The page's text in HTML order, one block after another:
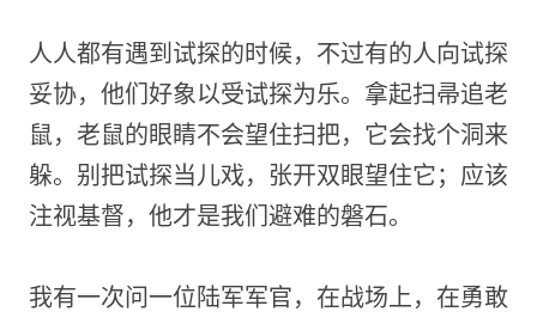
人人都有遇到试探的时候，不过有的人向试探
妥协，他们好象以受试探为乐。拿起扫帚追老
鼠，老鼠的眼睛不会望住扫把，它会找个洞来
躲。别把试探当儿戏，张开双眼望住它；应该
注视基督，他才是我们避难的磐石。
我有一次问一位陆军军官，在战场上，在勇敢